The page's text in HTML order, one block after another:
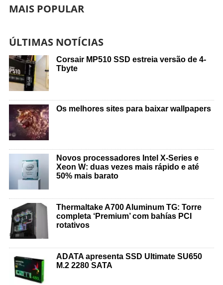
MAIS POPULAR
ÚLTIMAS NOTÍCIAS
Corsair MP510 SSD estreia versão de 4-
Tbyte
Os melhores sites para baixar wallpapers
Novos processadores Intel X-Series e
Xeon W: duas vezes mais rápido e até
50% mais barato
Thermaltake A700 Aluminum TG: Torre
completa ‘Premium’ com bahías PCI
rotativos
ADATA apresenta SSD Ultimate SU650
M.2 2280 SATA